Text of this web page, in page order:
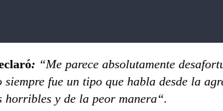
: “Me parece absolutamente
fue un tipo que habla desde la
horribles y de la peor manera“.